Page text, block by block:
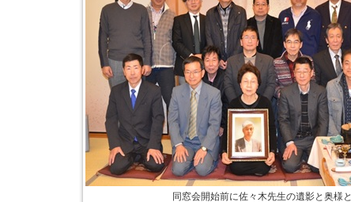
同窓会開始前に佐々木先生の遺影と奥様